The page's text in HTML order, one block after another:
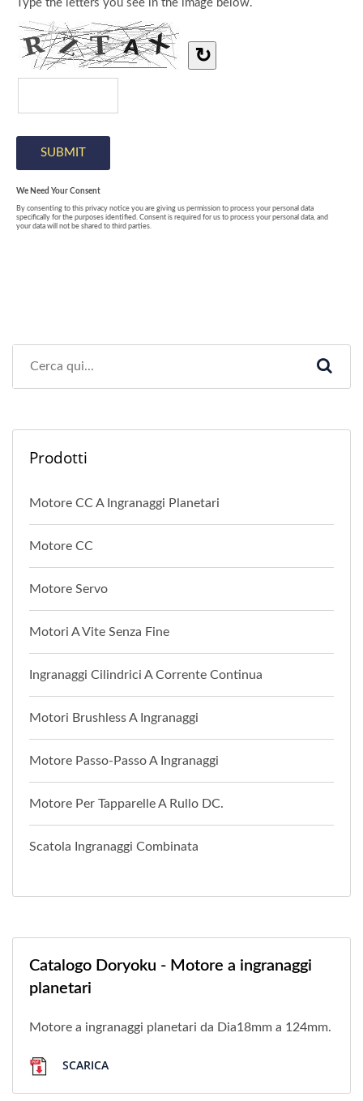
Prodotti
Motore CC A Ingranaggi Planetari
Motore CC
Motore Servo
Motori A Vite Senza Fine
Ingranaggi Cilindrici A Corrente Continua
Motori Brushless A Ingranaggi
Motore Passo-Passo A Ingranaggi
Motore Per Tapparelle A Rullo DC.
Scatola Ingranaggi Combinata
Catalogo Doryoku - Motore a ingranaggi
planetari
Motore a ingranaggi planetari da Dia18mm a 124mm.
SCARICA